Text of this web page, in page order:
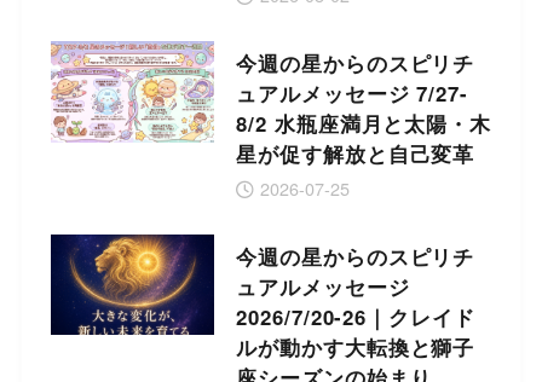
今週の星からのスピリチ
ュアルメッセージ 7/27-
8/2 水瓶座満月と太陽・木
星が促す解放と自己変革
2026-07-25
今週の星からのスピリチ
ュアルメッセージ
2026/7/20-26｜クレイド
ルが動かす大転換と獅子